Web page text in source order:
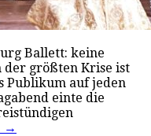
Ballett: keine
der größten Krise ist
Publikum auf jeden
einte die
→